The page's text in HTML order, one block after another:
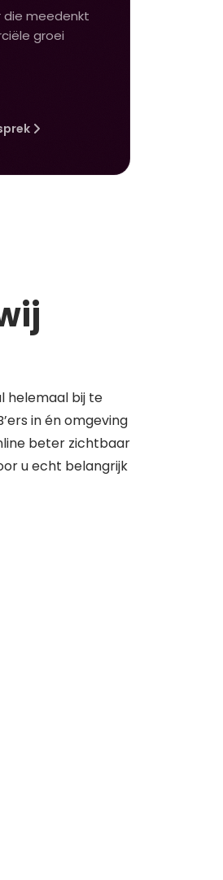
die meedenkt
groei
helemaal bij te
in én omgeving
beter zichtbaar
u echt belangrijk